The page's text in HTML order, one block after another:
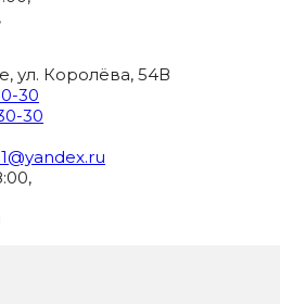
ул. Королёва, 54В
30
30